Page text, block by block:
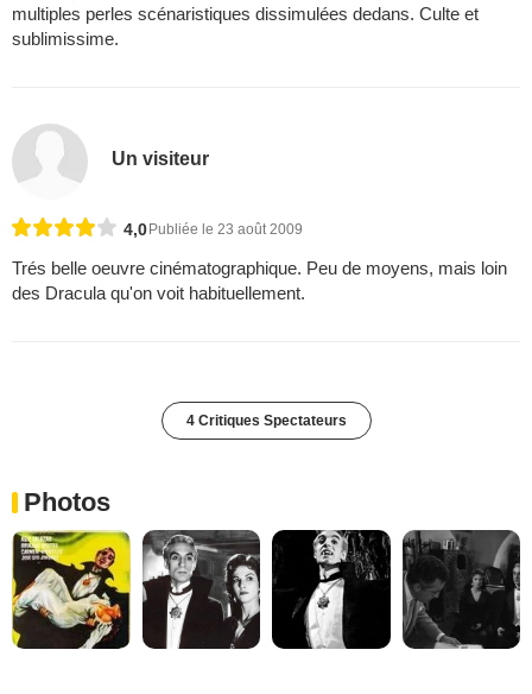
multiples perles scénaristiques dissimulées dedans. Culte et
sublimissime.
Un visiteur
4,0 Publiée le 23 août 2009
Trés belle oeuvre cinématographique. Peu de moyens, mais loin
des Dracula qu'on voit habituellement.
4 Critiques Spectateurs
Photos